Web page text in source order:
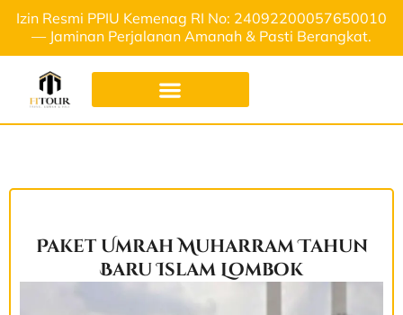
Izin Resmi PPIU Kemenag RI No: 24092200057650010
— Jaminan Perjalanan Amanah & Pasti Berangkat.
Paket Umrah Muharram Tahun
Baru Islam Lombok